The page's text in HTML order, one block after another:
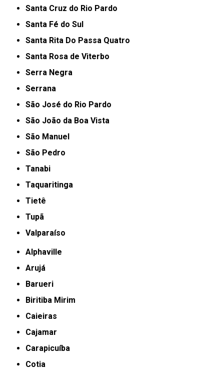
Santa Cruz do Rio Pardo
Santa Fé do Sul
Santa Rita Do Passa Quatro
Santa Rosa de Viterbo
Serra Negra
Serrana
São José do Rio Pardo
São João da Boa Vista
São Manuel
São Pedro
Tanabi
Taquaritinga
Tietê
Tupã
Valparaíso
Alphaville
Arujá
Barueri
Biritiba Mirim
Caieiras
Cajamar
Carapicuíba
Cotia